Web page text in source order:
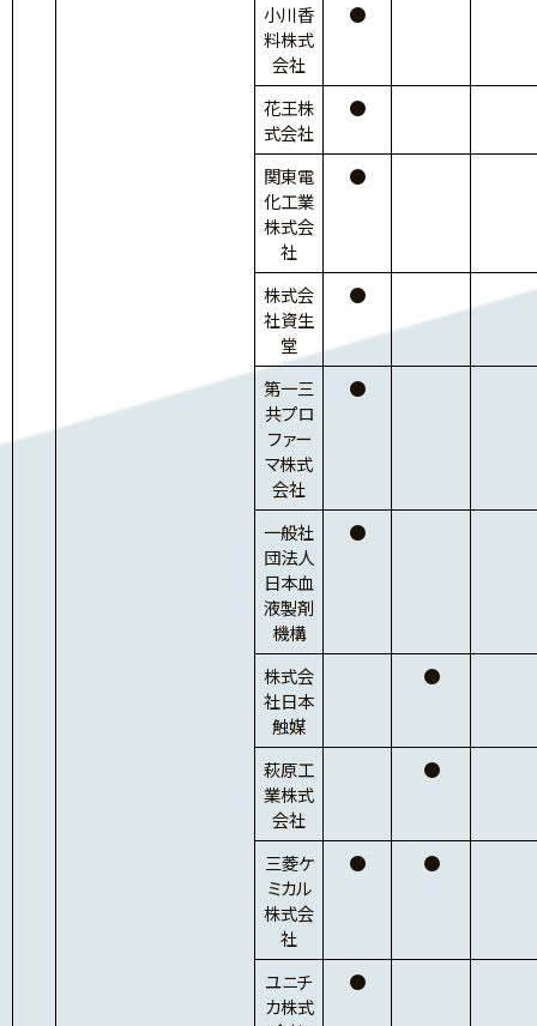
小川香
料株式
会社
●
花王株
式会社
●
関東電
化工業
株式会
社
●
株式会
社資生
堂
●
第一三
共プロ
ファー
マ株式
会社
●
一般社
団法人
日本血
液製剤
機構
●
株式会
社日本
触媒
●
萩原工
業株式
会社
●
三菱ケ
ミカル
株式会
社
● ●
ユニチ
カ株式
●